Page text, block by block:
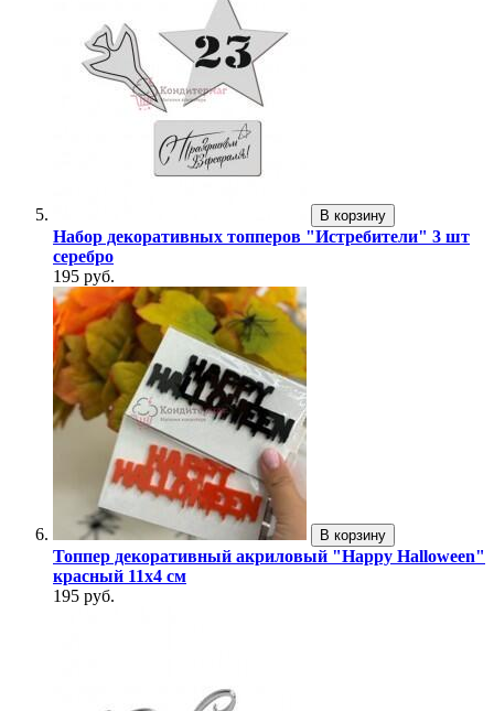
В корзину
Набор декоративных топперов "Истребители" 3 шт
серебро
195 руб.
В корзину
Топпер декоративный акриловый "Happy Halloween"
красный 11х4 см
195 руб.